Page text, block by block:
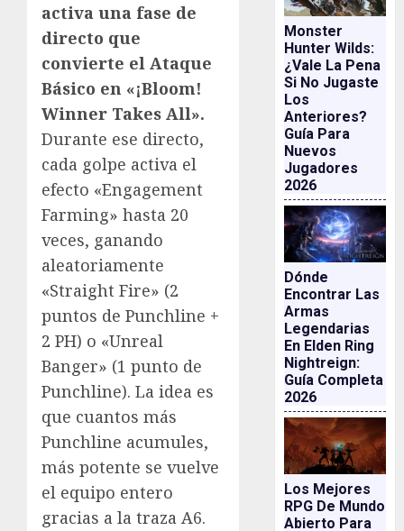
activa una fase de
directo que
convierte el Ataque
Básico en «¡Bloom!
Winner Takes All».
Durante ese directo,
cada golpe activa el
efecto «Engagement
Farming» hasta 20
veces, ganando
aleatoriamente
«Straight Fire» (2
puntos de Punchline +
2 PH) o «Unreal
Banger» (1 punto de
Punchline). La idea es
que cuantos más
Punchline acumules,
más potente se vuelve
el equipo entero
gracias a la traza A6.
Monster
Hunter Wilds:
¿vale La Pena
Si No Jugaste
Los
Anteriores?
Guía Para
Nuevos
Jugadores
2026
Dónde
Encontrar Las
Armas
Legendarias
En Elden Ring
Nightreign:
Guía Completa
2026
Los Mejores
RPG De Mundo
Abierto Para